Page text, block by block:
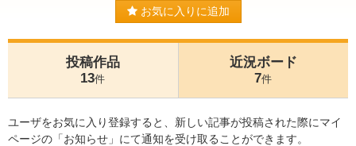
お気に入りに追加
投稿作品
13件
近況ボード
7件
ユーザをお気に入り登録すると、新しい記事が投稿された際にマイ
ページの「お知らせ」にて通知を受け取ることができます。